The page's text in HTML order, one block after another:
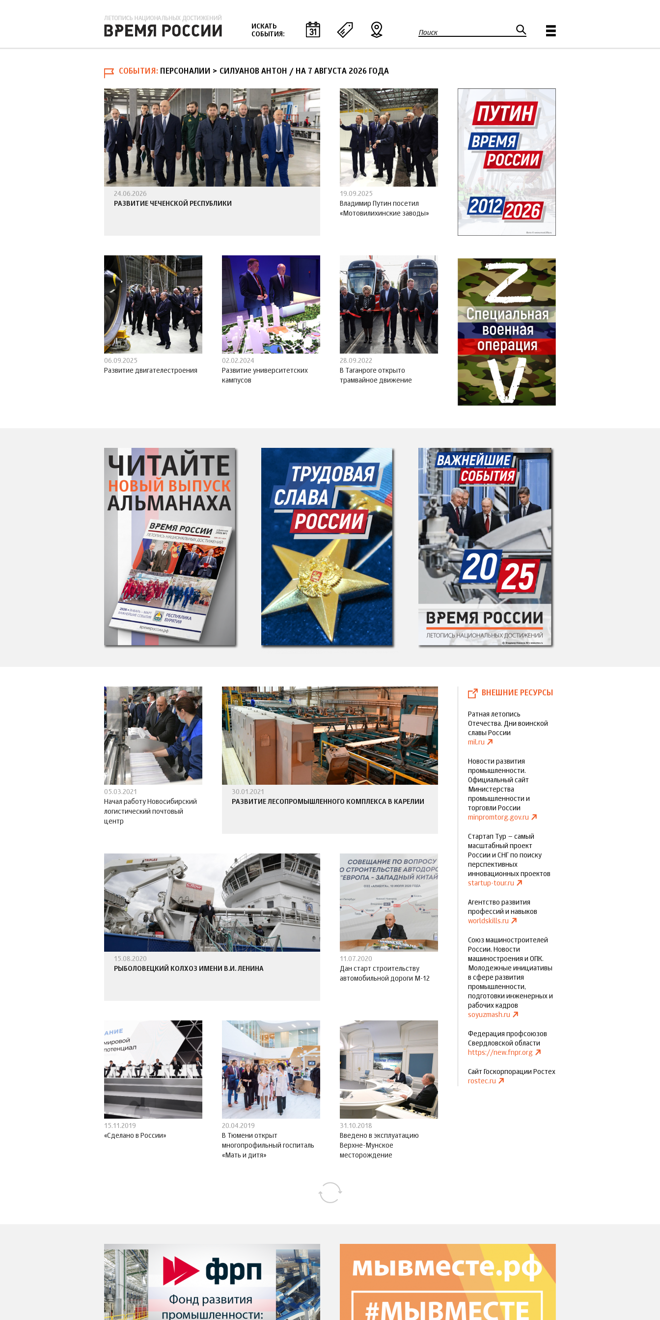
ИСКАТЬ
СОБЫТИЯ:
м
а
п
о
к
а
Поиск
СОБЫТИЯ ПЕРСОНАЛИИ > СИЛУАНОВ АНТОН / НА 7 АВГУСТА 2026 ГОДА
24.06.2026
РАЗВИТИЕ ЧЕЧЕНСКОЙ РЕСПУБЛИКИ
19.09.2025
Владимир Путин посетил
«Мотовилихинские заводы»
06.09.2025
Развитие двигателестроения
02.02.2024
Развитие университетских
кампусов
28.09.2022
В Таганроге открыто
трамвайное движение
ВНЕШНИЕ РЕСУРСЫ
Ратная летопись
Отечества. Дни воинской
славы России
mil.ru
Новости развития
промышленности.
Официальный сайт
Министерства
промышленности и
торговли России
minpromtorg.gov.ru
Стартап Тур – самый
масштабный проект
России и СНГ по поиску
перспективных
инновационных проектов
startup-tour.ru
Агентство развития
профессий и навыков
worldskills.ru
Союз машиностроителей
России. Новости
машиностроения и ОПК.
Молодежные инициативы
в сфере развития
промышленности,
подготовки инженерных и
рабочих кадров
soyuzmash.ru
Федерация профсоюзов
Свердловской области
https://new.fnpr.org
Сайт Госкорпорации Ростех
rostec.ru
05.03.2021
Начал работу Новосибирский
логистический почтовый
центр
30.01.2021
РАЗВИТИЕ ЛЕСОПРОМЫШЛЕННОГО КОМПЛЕКСА В КАРЕЛИИ
15.08.2020
РЫБОЛОВЕЦКИЙ КОЛХОЗ ИМЕНИ В.И. ЛЕНИНА
11.07.2020
Дан старт строительству
автомобильной дороги М-12
15.11.2019
«Сделано в России»
20.04.2019
В Тюмени открыт
многопрофильный госпиталь
«Мать и дитя»
31.10.2018
Введено в эксплуатацию
Верхне-Мунское
месторождение